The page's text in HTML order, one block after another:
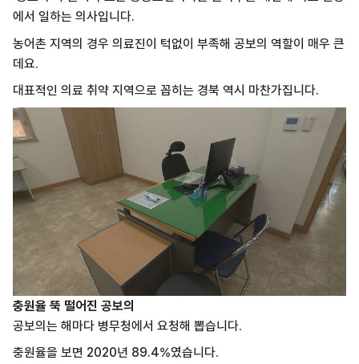
에서 일하는 의사입니다.
농어촌 지역의 경우 의료진이 턱없이 부족해 공보의 역할이 매우 큰
데요.
대표적인 의료 취약 지역으로 꼽히는 경북 역시 마찬가집니다.
충원율 뚝 떨어진 공보의
공보의는 해마다 병무청에서 요청해 뽑습니다.
충원율을 보면 2020년 89.4%였습니다.